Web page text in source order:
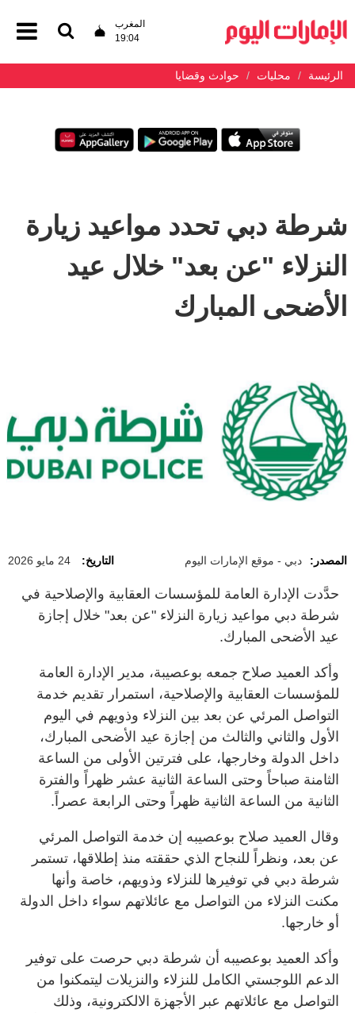
المغرب
19:04
الرئيسة محليات حوادث وقضايا
شرطة دبي تحدد مواعيد زيارة
النزلاء "عن بعد" خلال عيد
الأضحى المبارك
المصدر: دبي - موقع الإمارات اليوم التاريخ: 24 مايو 2026
حدَّدت الإدارة العامة للمؤسسات العقابية والإصلاحية في
شرطة دبي مواعيد زيارة النزلاء "عن بعد" خلال إجازة
عيد الأضحى المبارك.
وأكد العميد صلاح جمعه بوعصيبة، مدير الإدارة العامة
للمؤسسات العقابية والإصلاحية، استمرار تقديم خدمة
التواصل المرئي عن بعد بين النزلاء وذويهم في اليوم
الأول والثاني والثالث من إجازة عيد الأضحى المبارك،
داخل الدولة وخارجها، على فترتين الأولى من الساعة
الثامنة صباحاً وحتى الساعة الثانية عشر ظهراً والفترة
الثانية من الساعة الثانية ظهراً وحتى الرابعة عصراً.
وقال العميد صلاح بوعصيبه إن خدمة التواصل المرئي
عن بعد، ونظراً للنجاح الذي حققته منذ إطلاقها، تستمر
شرطة دبي في توفيرها للنزلاء وذويهم، خاصة وأنها
مكنت النزلاء من التواصل مع عائلاتهم سواء داخل الدولة
أو خارجها.
وأكد العميد بوعصيبه أن شرطة دبي حرصت على توفير
الدعم اللوجستي الكامل للنزلاء والنزيلات ليتمكنوا من
التواصل مع عائلاتهم عبر الأجهزة الالكترونية، وذلك